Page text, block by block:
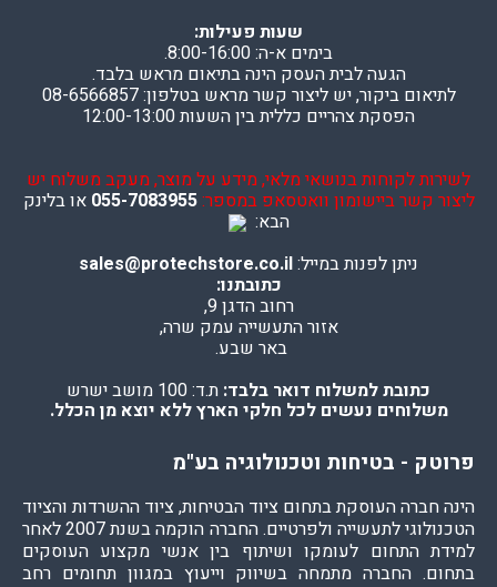
שעות פעילות:
בימים א-ה: 8:00-16:00.
הגעה לבית העסק הינה בתיאום מראש בלבד.
לתיאום ביקור, יש ליצור קשר מראש בטלפון: 08-6566857
הפסקת צהריים כללית בין השעות 12:00-13:00
לשירות לקוחות בנושאי מלאי, מידע על מוצר, מעקב משלוח יש
ליצור קשר ביישומון וואטסאפ במספר:055-7083955 או בלינק
הבא:
ניתן לפנות במייל:sales@protechstore.co.il
כתובתנו:
רחוב הדגן 9,
אזור התעשייה עמק שרה,
באר שבע.
כתובת למשלוח דואר בלבד: ת.ד: 100 מושב ישרש
משלוחים נעשים לכל חלקי הארץ ללא יוצא מן הכלל.
פרוטק - בטיחות וטכנולוגיה בע"מ
הינה חברה העוסקת בתחום ציוד הבטיחות, ציוד ההשרדות והציוד
הטכנולוגי לתעשייה ולפרטיים. החברה הוקמה בשנת 2007 לאחר
למידת התחום לעומקו ושיתוף בין אנשי מקצוע העוסקים
בתחום. החברה מתמחה בשיווק וייעוץ במגוון תחומים רחב